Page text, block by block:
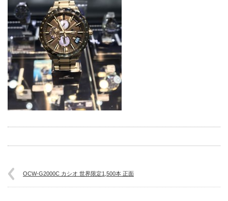
OCW-G2000C カシオ 世界限定1,500本 正面